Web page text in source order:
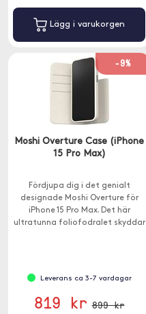
Lägg i varukorgen
-9%
Moshi Overture Case (iPhone
15 Pro Max)
Fördjupa dig i det genialt
designade Moshi Overture för
iPhone 15 Pro Max. Det här
ultratunna foliofodralet skyddar
Leverans ca 3-7 vardagar
819 kr 899 kr